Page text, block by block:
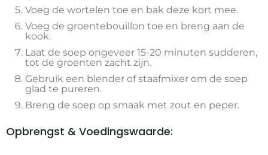
Voeg de wortelen toe en bak deze kort mee.
Voeg de groentebouillon toe en breng aan de
kook.
Laat de soep ongeveer 15-20 minuten sudderen,
tot de groenten zacht zijn.
Gebruik een blender of staafmixer om de soep
glad te pureren.
Breng de soep op smaak met zout en peper.
Opbrengst & Voedingswaarde: